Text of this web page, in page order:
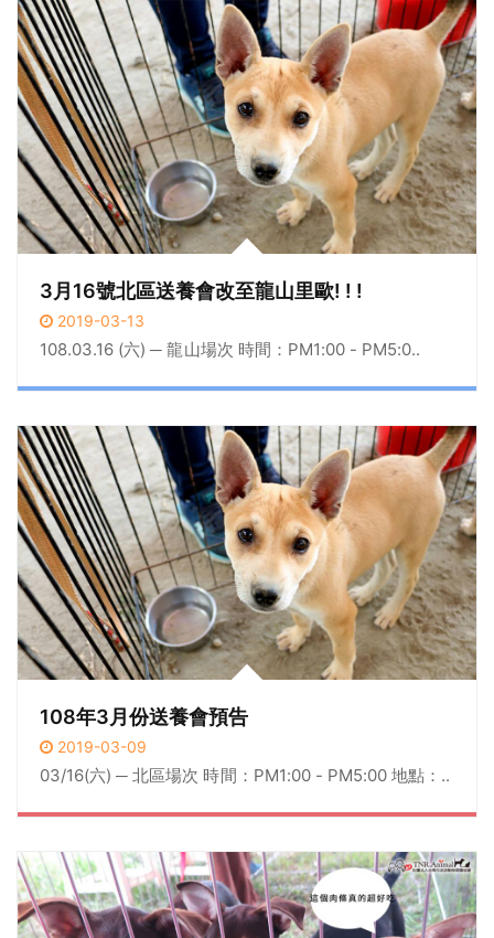
3月16號北區送養會改至龍山里歐! ! !
2019-03-13
108.03.16 (六) ─ 龍山場次 時間：PM1:00 - PM5:0..
108年3月份送養會預告
2019-03-09
03/16(六) ─ 北區場次 時間：PM1:00 - PM5:00 地點：..